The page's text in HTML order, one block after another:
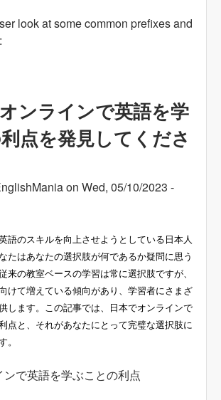
look at some common prefixes and
オンラインで英語を学
点を発見してくださ
on Wed, 05/10/2023 -
語のスキルを向上させようとしている日本人
たはあなたの選択肢が何であるか疑問に思う
来の教室ベースの学習は常に選択肢ですが、
けて増えている傾向があり、学習者にさまざ
します。この記事では、日本でオンラインで
点と、それがあなたにとって完璧な選択肢に
。
ンで英語を学ぶことの利点